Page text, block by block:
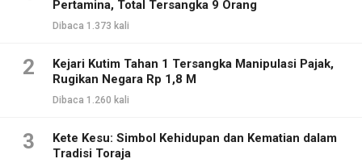
Pertamina, Total Tersangka 9 Orang
Dibaca 1.373 kali
2
Kejari Kutim Tahan 1 Tersangka Manipulasi Pajak,
Rugikan Negara Rp 1,8 M
Dibaca 1.260 kali
3
Kete Kesu: Simbol Kehidupan dan Kematian dalam
Tradisi Toraja